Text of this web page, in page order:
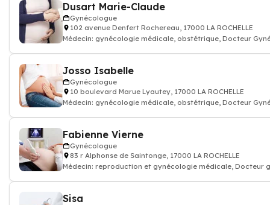
Dusart Marie-Claude
Gynécologue
102 avenue Denfert Rochereau, 17000 LA ROCHELLE
Médecin: gynécologie médicale, obstétrique, Docteur
Josso Isabelle
Gynécologue
10 boulevard Marue Lyautey, 17000 LA ROCHELLE
Médecin: gynécologie médicale, obstétrique, Docteur
Fabienne Vierne
Gynécologue
83 r Alphonse de Saintonge, 17000 LA ROCHELLE
Médecin: reproduction et gynécologie médicale, Docteur
Sisa